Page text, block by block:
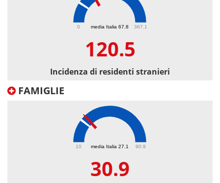
media Italia 67.8
0 367.1
120.5
Incidenza di residenti stranieri
FAMIGLIE
media Italia 27.1
10 90.9
30.9